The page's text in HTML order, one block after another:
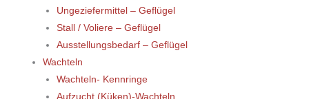
Ungeziefermittel – Geflügel
Stall / Voliere – Geflügel
Ausstellungsbedarf – Geflügel
Wachteln
Wachteln- Kennringe
Aufzucht (Küken)-Wachteln